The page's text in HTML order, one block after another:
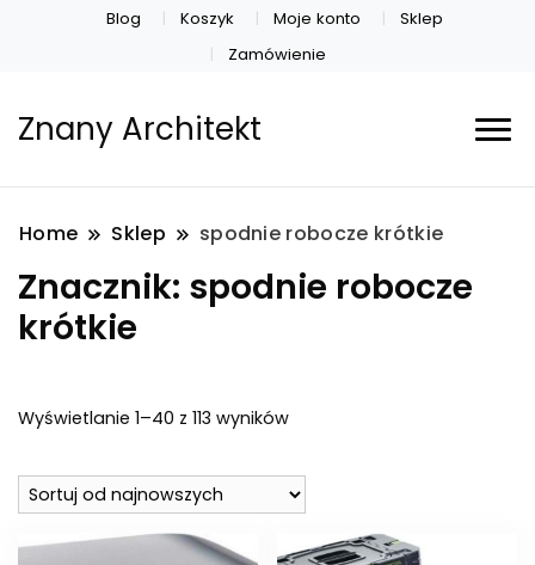
Blog Koszyk Moje konto
Sklep
Zamówienie
Znany Architekt
Home Sklep spodnie robocze krótkie
Znacznik: spodnie robocze
krótkie
Wyświetlanie 1–40 z 113 wynikówPosortowane
najnowszych